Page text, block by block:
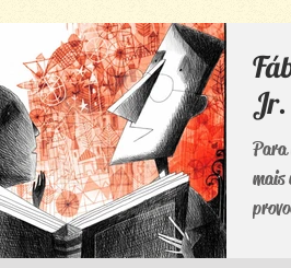
Jr.
Para
mais